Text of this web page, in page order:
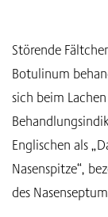
Störende
Botulinum
sich beim
Englischen als
Nasenspitze“,
des